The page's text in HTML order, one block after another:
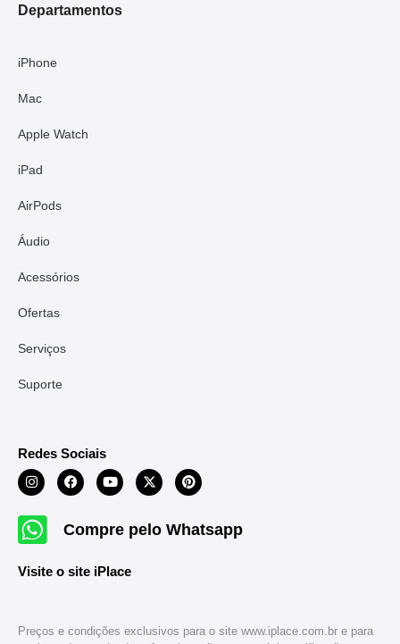
Departamentos
iPhone
Mac
Apple Watch
iPad
AirPods
Áudio
Acessórios
Ofertas
Serviços
Suporte
Redes Sociais
Compre pelo Whatsapp
Visite o site iPlace
Preços e condições exclusivos para o site www.iplace.com.br e para